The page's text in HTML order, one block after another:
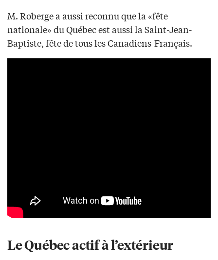
M. Roberge a aussi reconnu que la «fête
nationale» du Québec est aussi la Saint-Jean-
Baptiste, fête de tous les Canadiens-Français.
Le Québec actif à l’extérieur